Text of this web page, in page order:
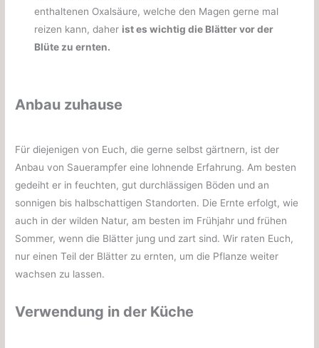
enthaltenen Oxalsäure, welche den Magen gerne mal
reizen kann, daher ist es wichtig die Blätter vor der
Blüte zu ernten.
Anbau zuhause
Für diejenigen von Euch, die gerne selbst gärtnern, ist der
Anbau von Sauerampfer eine lohnende Erfahrung. Am besten
gedeiht er in feuchten, gut durchlässigen Böden und an
sonnigen bis halbschattigen Standorten. Die Ernte erfolgt, wie
auch in der wilden Natur, am besten im Frühjahr und frühen
Sommer, wenn die Blätter jung und zart sind. Wir raten Euch,
nur einen Teil der Blätter zu ernten, um die Pflanze weiter
wachsen zu lassen.
Verwendung in der Küche